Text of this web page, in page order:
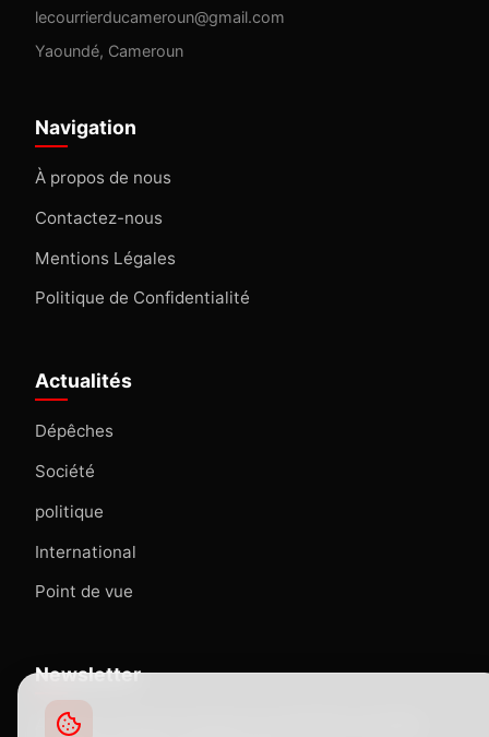
lecourrierducameroun@gmail.com
Yaoundé, Cameroun
Navigation
À propos de nous
Contactez-nous
Mentions Légales
Politique de Confidentialité
Actualités
Dépêches
Société
politique
International
Point de vue
Newsletter
Abonnez-vous pour recevoir nos dernières actualités